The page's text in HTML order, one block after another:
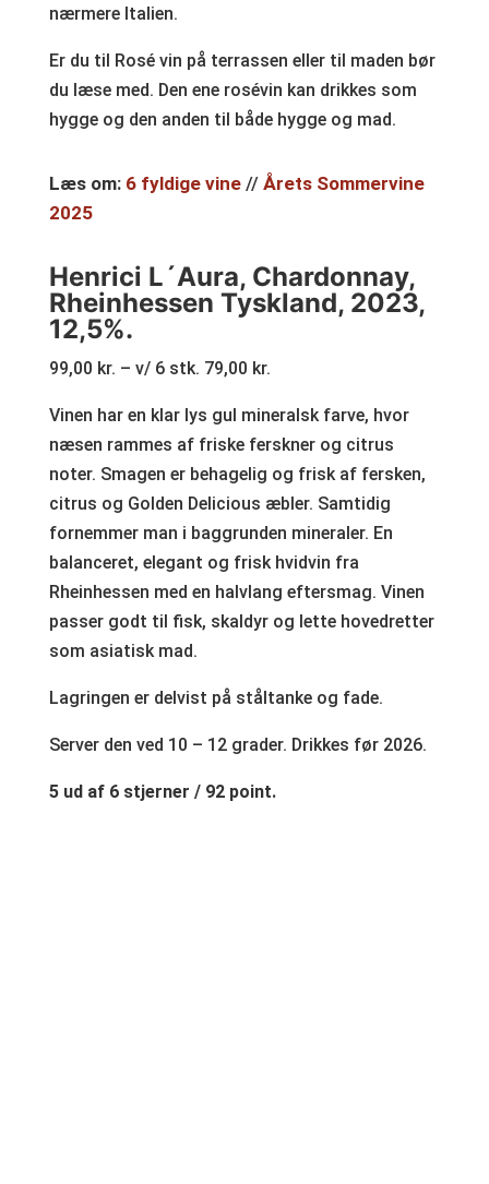
nærmere Italien.
Er du til Rosé vin på terrassen eller til maden bør
du læse med. Den ene rosévin kan drikkes som
hygge og den anden til både hygge og mad.
Læs om: 6 fyldige vine// Årets Sommervine
2025
Henrici L´Aura, Chardonnay,
Rheinhessen Tyskland, 2023,
12,5%.
99,00 kr. – v/ 6 stk. 79,00 kr.
Vinen har en klar lys gul mineralsk farve, hvor
næsen rammes af friske ferskner og citrus
noter. Smagen er behagelig og frisk af fersken,
citrus og Golden Delicious æbler. Samtidig
fornemmer man i baggrunden mineraler. En
balanceret, elegant og frisk hvidvin fra
Rheinhessen med en halvlang eftersmag. Vinen
passer godt til fisk, skaldyr og lette hovedretter
som asiatisk mad.
Lagringen er delvist på ståltanke og fade.
Server den ved 10 – 12 grader. Drikkes før 2026.
5 ud af 6 stjerner / 92 point.